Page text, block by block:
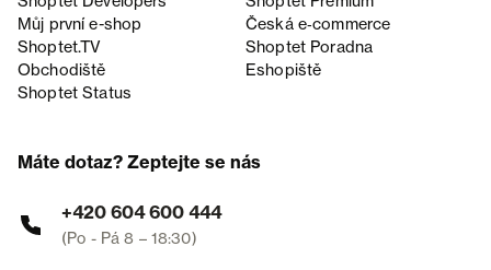
Můj první e-shop
Česká e‑commerce
Shoptet.TV
Shoptet Poradna
Obchodiště
Eshopiště
Shoptet Status
Máte dotaz? Zeptejte se nás
+420 604 600 444
(Po - Pá 8 – 18:30)